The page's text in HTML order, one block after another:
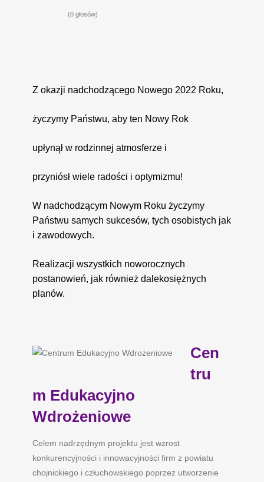
(0 głosów)
Z okazji nadchodzącego Nowego 2022 Roku,
życzymy Państwu, aby ten Nowy Rok
upłynął w rodzinnej atmosferze i
przyniósł wiele radości i optymizmu!
W nadchodzącym Nowym Roku życzymy
Państwu samych sukcesów, tych osobistych jak
i zawodowych.
Realizacji wszystkich noworocznych
postanowień, jak również dalekosiężnych
planów.
Cen
tru
m Edukacyjno
Wdrożeniowe
Celem nadrzędnym projektu jest wzrost
konkurencyjności i innowacyjności firm z powiatu
chojnickiego i człuchowskiego poprzez utworzenie